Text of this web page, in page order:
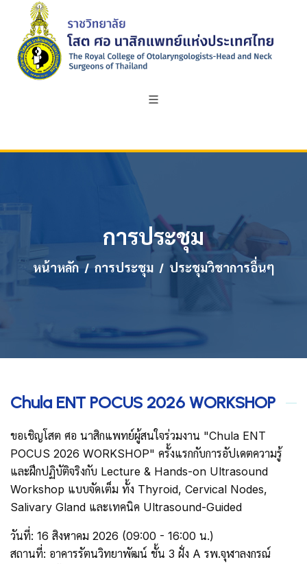
การประชุม
หน้าหลัก การประชุม ประชุมวิชาการอื่นๆ
Chula ENT POCUS 2026 WORKSHOP
ขอเชิญโสต ศอ นาสิกแพทย์ผู้สนใจร่วมงาน "Chula ENT
POCUS 2026 WORKSHOP" ครั้งแรกกับการอัปเดตความรู้
และฝึกปฏิบัติจริงกับ Lecture & Hands-on Ultrasound
Workshop แบบจัดเต็ม ทั้ง Thyroid, Cervical Nodes,
Salivary Gland และเทคนิค Ultrasound-Guided
วันที่: 16 สิงหาคม 2026 (09:00 - 16:00 น.)
สถานที่: อาคารรัตนวิทยาพัฒน์ ชั้น 3 ฝั่ง A รพ.จุฬาลงกรณ์